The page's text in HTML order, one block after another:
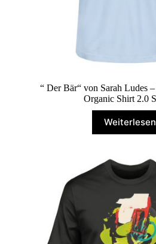
“ Der Bär“ von Sarah Ludes
Organic Shirt 2.0
Weiterlesen